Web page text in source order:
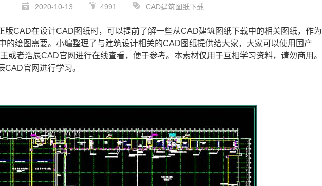
2020-10-13 4991 CAD建筑图纸下载
版CAD在设计CAD图纸时，可以提前了解一些从CAD建筑图纸下载中的相关图纸，作为
的绘图需要。小编整理了与建筑设计相关的CAD图纸提供给大家，大家可以使用 国产
或者浩辰CAD官网进行在线查看，便于参考。本素材仅用于互相学习资料，请勿商用。
CAD官网进行学习。